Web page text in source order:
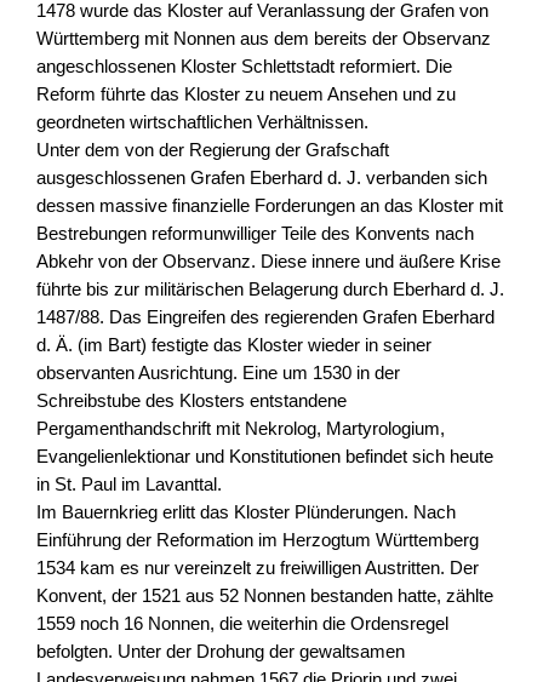
1478 wurde das Kloster auf Veranlassung der Grafen von
Württemberg mit Nonnen aus dem bereits der Observanz
angeschlossenen Kloster Schlettstadt reformiert. Die
Reform führte das Kloster zu neuem Ansehen und zu
geordneten wirtschaftlichen Verhältnissen.
Unter dem von der Regierung der Grafschaft
ausgeschlossenen Grafen Eberhard d. J. verbanden sich
dessen massive finanzielle Forderungen an das Kloster mit
Bestrebungen reformunwilliger Teile des Konvents nach
Abkehr von der Observanz. Diese innere und äußere Krise
führte bis zur militärischen Belagerung durch Eberhard d. J.
1487/88. Das Eingreifen des regierenden Grafen Eberhard
d. Ä. (im Bart) festigte das Kloster wieder in seiner
observanten Ausrichtung. Eine um 1530 in der
Schreibstube des Klosters entstandene
Pergamenthandschrift mit Nekrolog, Martyrologium,
Evangelienlektionar und Konstitutionen befindet sich heute
in St. Paul im Lavanttal.
Im Bauernkrieg erlitt das Kloster Plünderungen. Nach
Einführung der Reformation im Herzogtum Württemberg
1534 kam es nur vereinzelt zu freiwilligen Austritten. Der
Konvent, der 1521 aus 52 Nonnen bestanden hatte, zählte
1559 noch 16 Nonnen, die weiterhin die Ordensregel
befolgten. Unter der Drohung der gewaltsamen